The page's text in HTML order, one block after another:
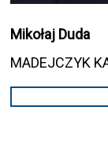
Mikołaj Duda
MADEJCZYK